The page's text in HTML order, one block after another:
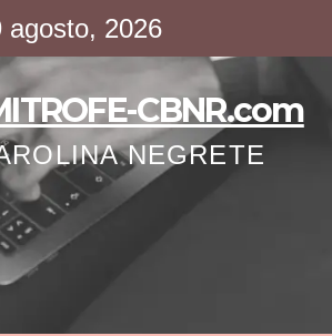
agosto, 2026
CBNR.com
NEGRETE